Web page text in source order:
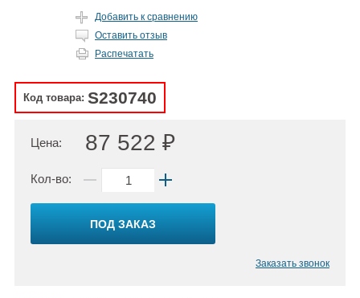
Добавить к сравнению
Оставить отзыв
Распечатать
Код товара: S230740
Цена: 87 522 ₽
Кол-во:
ПОД ЗАКАЗ
Заказать звонок